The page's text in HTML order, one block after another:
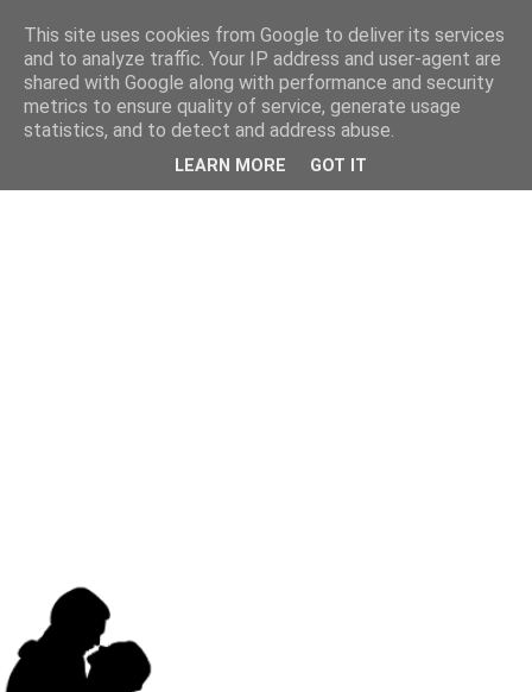
This site uses cookies from Google to deliver its services
and to analyze traffic. Your IP address and user-agent are
shared with Google along with performance and security
metrics to ensure quality of service, generate usage
statistics, and to detect and address abuse.
LEARN MORE GOT IT